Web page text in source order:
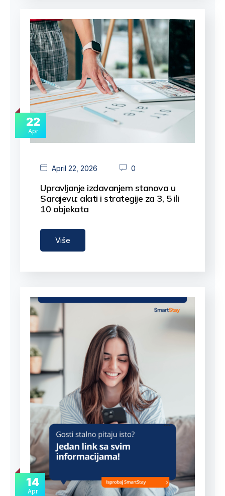
22
Apr
April 22, 2026 0
Upravljanje izdavanjem stanova u
Sarajevu: alati i strategije za 3, 5 ili
10 objekata
Više
14
Apr